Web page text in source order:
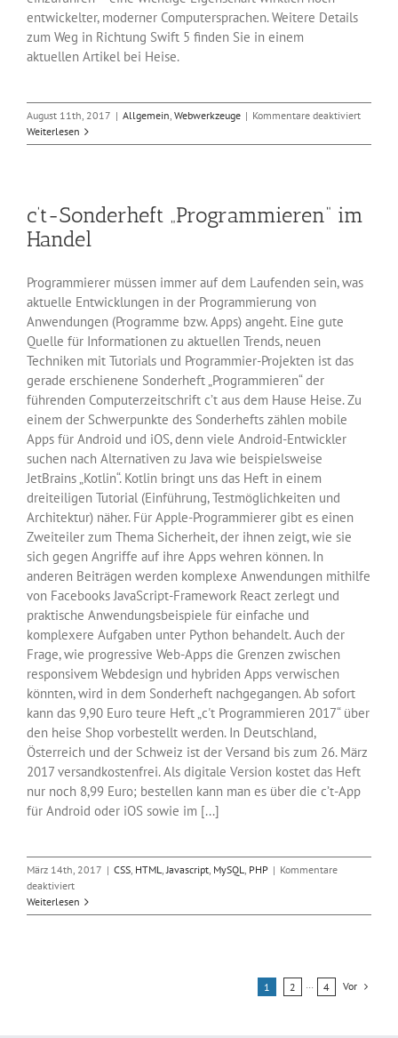
entwickelter, moderner Computersprachen. Weitere Details
zum Weg in Richtung Swift 5 finden Sie in einem
aktuellen Artikel bei Heise.
August 11th, 2017 | Allgemein, Webwerkzeuge | Kommentare deaktiviertfür
auf
Swift
5
Weiterlesen
c’t-Sonderheft „Programmieren“ im
Handel
Programmierer müssen immer auf dem Laufenden sein, was
aktuelle Entwicklungen in der Programmierung von
Anwendungen (Programme bzw. Apps) angeht. Eine gute
Quelle für Informationen zu aktuellen Trends, neuen
Techniken mit Tutorials und Programmier-Projekten ist das
gerade erschienene Sonderheft „Programmieren“ der
führenden Computerzeitschrift c’t aus dem Hause Heise. Zu
einem der Schwerpunkte des Sonderhefts zählen mobile
Apps für Android und iOS, denn viele Android-Entwickler
suchen nach Alternativen zu Java wie beispielsweise
JetBrains „Kotlin“. Kotlin bringt uns das Heft in einem
dreiteiligen Tutorial (Einführung, Testmöglichkeiten und
Architektur) näher. Für Apple-Programmierer gibt es einen
Zweiteiler zum Thema Sicherheit, der ihnen zeigt, wie sie
sich gegen Angriffe auf ihre Apps wehren können. In
anderen Beiträgen werden komplexe Anwendungen mithilfe
von Facebooks JavaScript-Framework React zerlegt und
praktische Anwendungsbeispiele für einfache und
komplexere Aufgaben unter Python behandelt. Auch der
Frage, wie progressive Web-Apps die Grenzen zwischen
responsivem Webdesign und hybriden Apps verwischen
könnten, wird in dem Sonderheft nachgegangen. Ab sofort
kann das 9,90 Euro teure Heft „c't Programmieren 2017“ über
den heise Shop vorbestellt werden. In Deutschland,
Österreich und der Schweiz ist der Versand bis zum 26. März
2017 versandkostenfrei. Als digitale Version kostet das Heft
nur noch 8,99 Euro; bestellen kann man es über die c’t-App
für Android oder iOS sowie im [...]
März 14th, 2017 | CSS, HTML,Javascript, MySQL, PHP | Kommentare
deaktiviertfür
c’t-
Sonderheft
Weiterlesen
1 2 ··· 4 Vor